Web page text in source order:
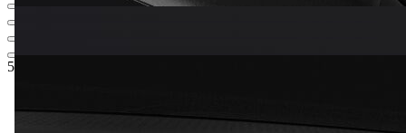
58.120,01 €